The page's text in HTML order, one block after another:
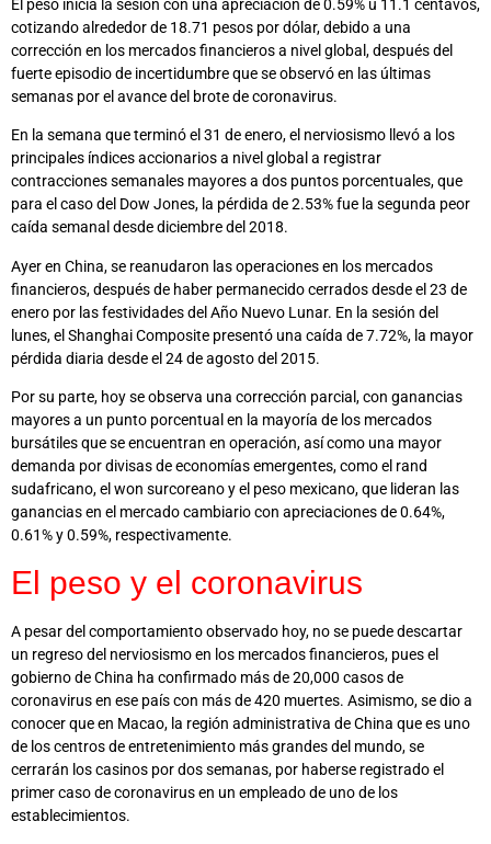
El peso inicia la sesión con una apreciación de 0.59% u 11.1 centavos,
cotizando alrededor de 18.71 pesos por dólar, debido a una
corrección en los mercados financieros a nivel global, después del
fuerte episodio de incertidumbre que se observó en las últimas
semanas por el avance del brote de coronavirus.
En la semana que terminó el 31 de enero, el nerviosismo llevó a los
principales índices accionarios a nivel global a registrar
contracciones semanales mayores a dos puntos porcentuales, que
para el caso del Dow Jones, la pérdida de 2.53% fue la segunda peor
caída semanal desde diciembre del 2018.
Ayer en China, se reanudaron las operaciones en los mercados
financieros, después de haber permanecido cerrados desde el 23 de
enero por las festividades del Año Nuevo Lunar. En la sesión del
lunes, el Shanghai Composite presentó una caída de 7.72%, la mayor
pérdida diaria desde el 24 de agosto del 2015.
Por su parte, hoy se observa una corrección parcial, con ganancias
mayores a un punto porcentual en la mayoría de los mercados
bursátiles que se encuentran en operación, así como una mayor
demanda por divisas de economías emergentes, como el rand
sudafricano, el won surcoreano y el peso mexicano, que lideran las
ganancias en el mercado cambiario con apreciaciones de 0.64%,
0.61% y 0.59%, respectivamente.
El peso y el coronavirus
A pesar del comportamiento observado hoy, no se puede descartar
un regreso del nerviosismo en los mercados financieros, pues el
gobierno de China ha confirmado más de 20,000 casos de
coronavirus en ese país con más de 420 muertes. Asimismo, se dio a
conocer que en Macao, la región administrativa de China que es uno
de los centros de entretenimiento más grandes del mundo, se
cerrarán los casinos por dos semanas, por haberse registrado el
primer caso de coronavirus en un empleado de uno de los
establecimientos.